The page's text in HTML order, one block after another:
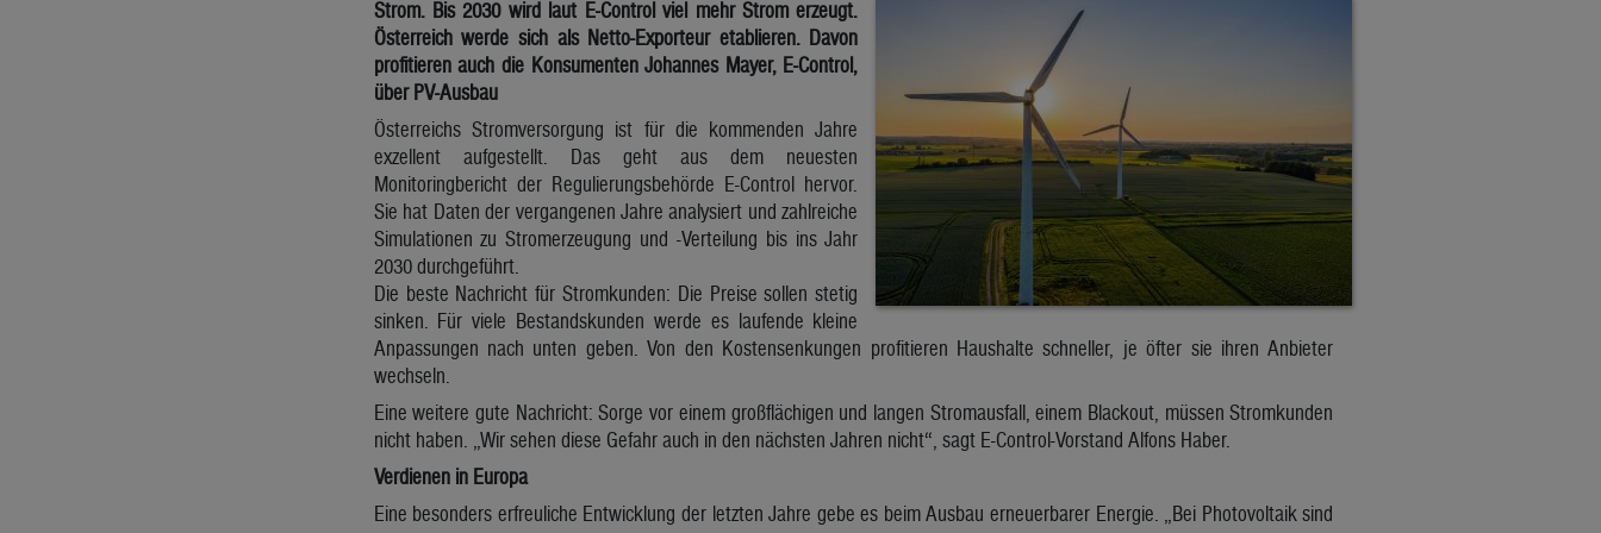
Strom. Bis 2030 wird laut E-Control viel mehr Strom erzeugt.
Österreich werde sich als Netto-Exporteur etablieren. Davon
profitieren auch die Konsumenten Johannes Mayer, E-Control,
über PV-Ausbau
Österreichs Stromversorgung ist für die kommenden Jahre
exzellent aufgestellt. Das geht aus dem neuesten
Monitoringbericht der Regulierungsbehörde E-Control hervor.
Sie hat Daten der vergangenen Jahre analysiert und zahlreiche
Simulationen zu Stromerzeugung und -Verteilung bis ins Jahr
2030 durchgeführt.
Die beste Nachricht für Stromkunden: Die Preise sollen stetig
sinken. Für viele Bestandskunden werde es laufende kleine
Anpassungen nach unten geben. Von den Kostensenkungen profitieren Haushalte schneller, je öfter sie ihren Anbieter
wechseln.
Eine weitere gute Nachricht: Sorge vor einem großflächigen und langen Stromausfall, einem Blackout, müssen Stromkunden
nicht haben. „Wir sehen diese Gefahr auch in den nächsten Jahren nicht“, sagt E-Control-Vorstand Alfons Haber.
Verdienen in Europa
Eine besonders erfreuliche Entwicklung der letzten Jahre gebe es beim Ausbau erneuerbarer Energie. „Bei Photovoltaik sind